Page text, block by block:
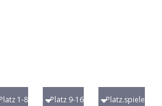
1-8 Platz 9-16 Platz.spiele